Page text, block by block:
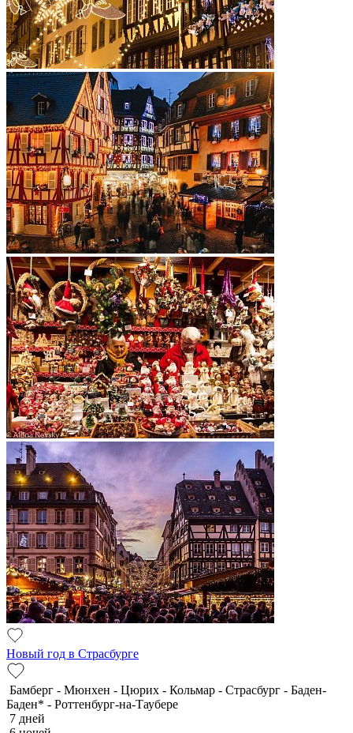
Новый год в Страсбурге
Бамберг - Мюнхен - Цюрих - Кольмар - Страсбург - Баден-
Баден* - Роттенбург-на-Таубере
7 дней